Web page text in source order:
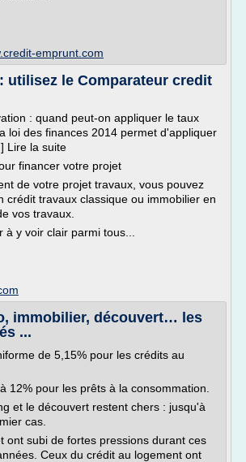
emprunt.com
utilisez le Comparateur credit
: quand peut-on appliquer le taux
loi des finances 2014 permet d'appliquer
Lire la suite
financer votre projet
de votre projet travaux, vous pouvez
crédit travaux classique ou immobilier en
vos travaux.
y voir clair parmi tous...
immobilier, découvert… les
...
de 5,15% pour les crédits au
12% pour les prêts à la consommation.
et le découvert restent chers : jusqu'à
cas.
ont subi de fortes pressions durant ces
Ceux du crédit au logement ont